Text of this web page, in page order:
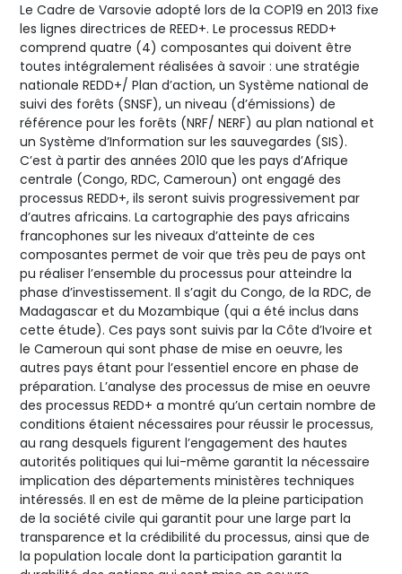
Le Cadre de Varsovie adopté lors de la COP19 en 2013 fixe
les lignes directrices de REED+. Le processus REDD+
comprend quatre (4) composantes qui doivent être
toutes intégralement réalisées à savoir : une stratégie
nationale REDD+/ Plan d’action, un Système national de
suivi des forêts (SNSF), un niveau (d’émissions) de
référence pour les forêts (NRF/ NERF) au plan national et
un Système d’Information sur les sauvegardes (SIS).
C’est à partir des années 2010 que les pays d’Afrique
centrale (Congo, RDC, Cameroun) ont engagé des
processus REDD+, ils seront suivis progressivement par
d’autres africains. La cartographie des pays africains
francophones sur les niveaux d’atteinte de ces
composantes permet de voir que très peu de pays ont
pu réaliser l’ensemble du processus pour atteindre la
phase d’investissement. Il s’agit du Congo, de la RDC, de
Madagascar et du Mozambique (qui a été inclus dans
cette étude). Ces pays sont suivis par la Côte d’Ivoire et
le Cameroun qui sont phase de mise en oeuvre, les
autres pays étant pour l’essentiel encore en phase de
préparation. L’analyse des processus de mise en oeuvre
des processus REDD+ a montré qu’un certain nombre de
conditions étaient nécessaires pour réussir le processus,
au rang desquels figurent l’engagement des hautes
autorités politiques qui lui-même garantit la nécessaire
implication des départements ministères techniques
intéressés. Il en est de même de la pleine participation
de la société civile qui garantit pour une large part la
transparence et la crédibilité du processus, ainsi que de
la population locale dont la participation garantit la